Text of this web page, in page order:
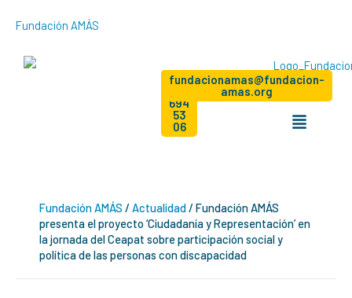
al
Fundación AMÁS
Dona
+34
694
53
06
Hazte
fundacionamas@fundacion-
amas.org
Menú
Fundación AMÁS / Actualidad /Fundación AMÁS
presenta el proyecto ‘Ciudadanía y Representación’ en
la jornada del Ceapat sobre participación social y
política de las personas con discapacidad